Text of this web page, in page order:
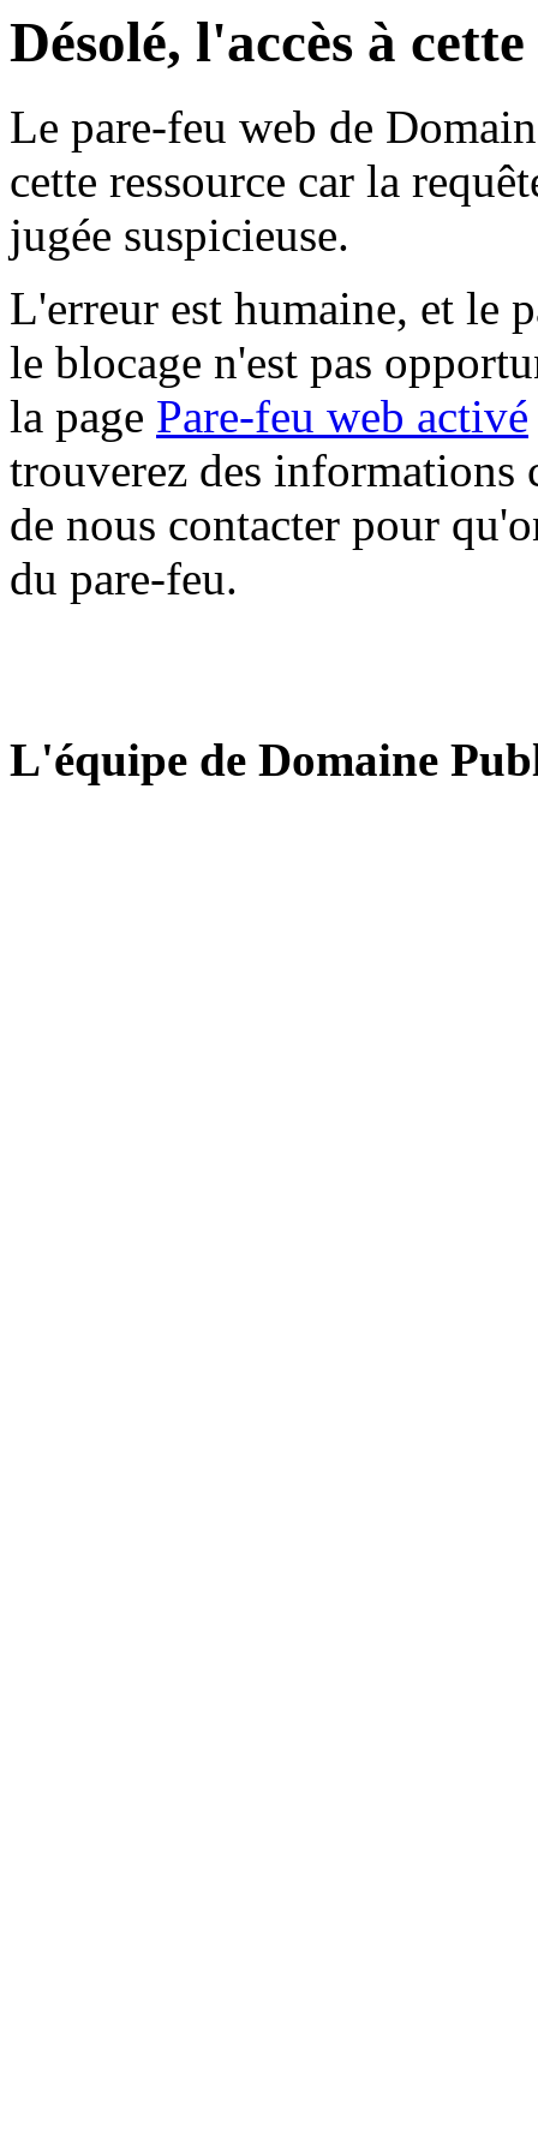
Désolé, l'accès à
Le pare-feu web de
cette ressource car la
jugée suspicieuse.
L'erreur est humaine, et le
le blocage n'est pas
la page Pare-feu web activé
trouverez des informations
de nous contacter pour
du pare-feu.
L'équipe de Domaine